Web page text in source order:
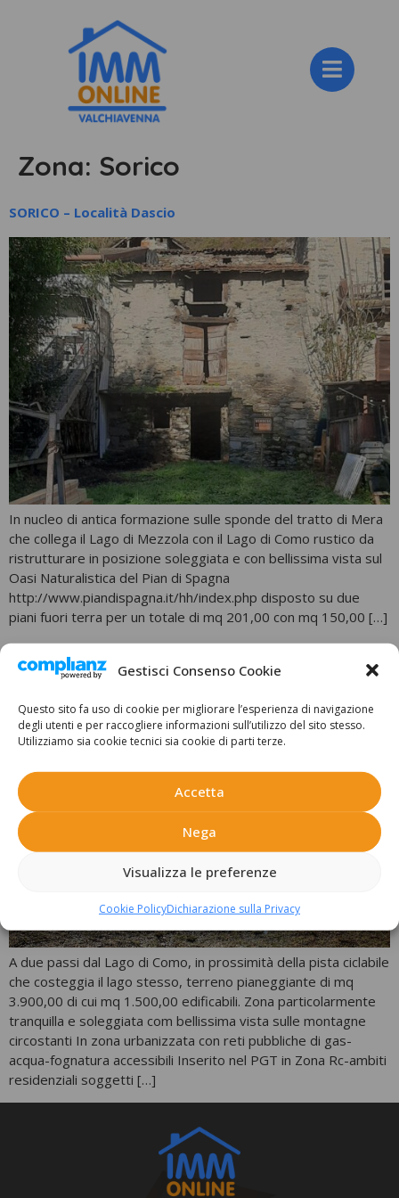
Gestisci Consenso Cookie
Questo sito fa uso di cookie per migliorare l’esperienza di navigazione
degli utenti e per raccogliere informazioni sull’utilizzo del sito stesso.
Utilizziamo sia cookie tecnici sia cookie di parti terze.
Accetta
Nega
Visualizza le preferenze
Cookie PolicyDichiarazione sulla Privacy
Zona: Sorico
SORICO – Località Dascio
In nucleo di antica formazione sulle sponde del tratto di Mera
che collega il Lago di Mezzola con il Lago di Como rustico da
ristrutturare in posizione soleggiata e con bellissima vista sul
Oasi Naturalistica del Pian di Spagna
http://www.piandispagna.it/hh/index.php disposto su due
piani fuori terra per un totale di mq 201,00 con mq 150,00 […]
A due passi dal Lago di Como, in prossimità della pista ciclabile
che costeggia il lago stesso, terreno pianeggiante di mq
3.900,00 di cui mq 1.500,00 edificabili. Zona particolarmente
tranquilla e soleggiata com bellissima vista sulle montagne
circostanti In zona urbanizzata con reti pubbliche di gas-
acqua-fognatura accessibili Inserito nel PGT in Zona Rc-ambiti
residenziali soggetti […]